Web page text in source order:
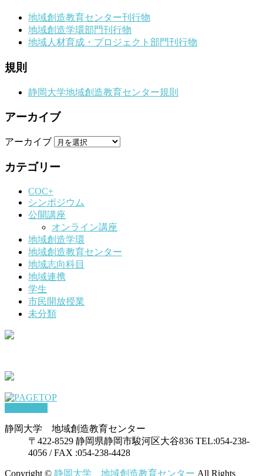
地域創造教育センター刊行物
地域創造学環部門刊行物
地域人材育成・プロジェクト部門刊行物
規則
静岡大学地域創造教育センター規則
アーカイブ
アーカイブ
カテゴリー
COC+
シンポジウム
公開講座
オンライン講座
地域創造学環
地域創造教育センター
地域志向科目
地域連携
学生
市民開放授業
未分類
静岡大学 地域創造教育センター
〒422-8529 静岡県静岡市駿河区大谷836 TEL:054-238-
4056 / FAX :054-238-4428
Copyright © 静岡大学 地域創造教育センター All Rights